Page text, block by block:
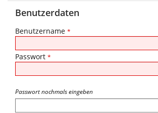
Benutzerdaten
Benutzername *
Passwort *
Passwort nochmals eingeben